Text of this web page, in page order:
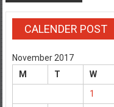
CALENDER POST
November 2017
M
T W
1